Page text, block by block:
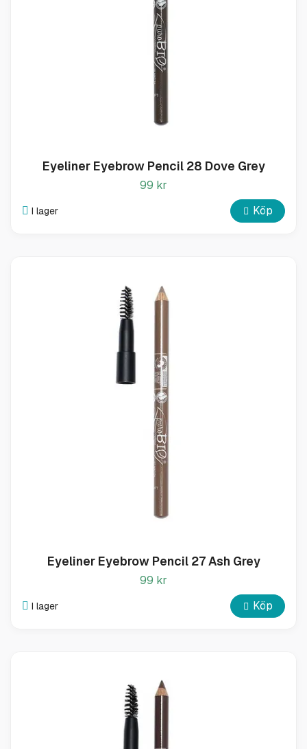
Eyeliner Eyebrow Pencil 28 Dove Grey
99 kr
I lager Köp
Eyeliner Eyebrow Pencil 27 Ash Grey
99 kr
I lager Köp